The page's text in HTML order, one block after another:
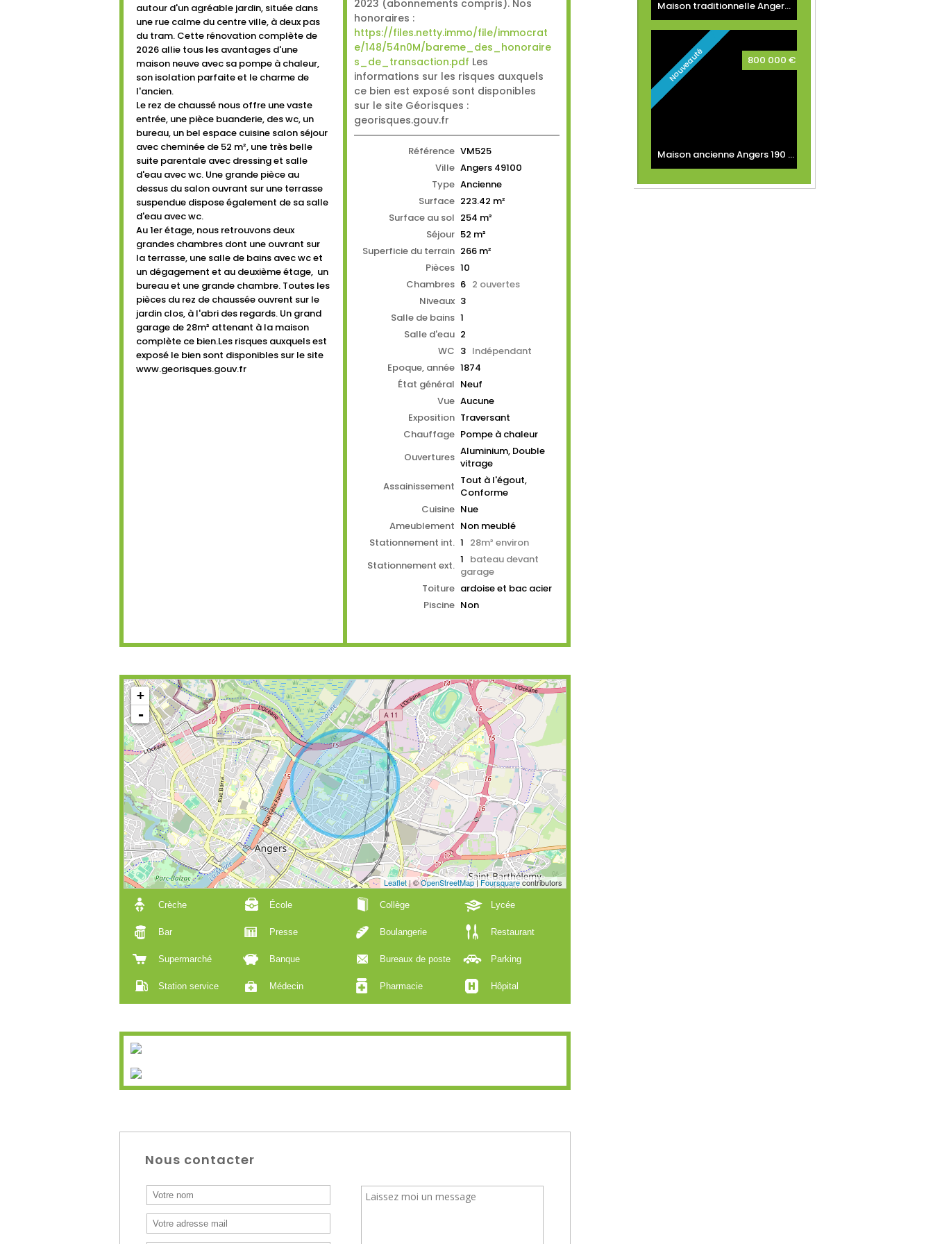
Maison traditionnelle Angers
Nouveauté 800 000 €
Maison ancienne Angers190 m²
autour d'un agréable jardin, située dans
une rue calme du centre ville, à deux pas
du tram. Cette rénovation complète de
2026 allie tous les avantages d'une
maison neuve avec sa pompe à chaleur,
son isolation parfaite et le charme de
l'ancien.
Le rez de chaussé nous offre une vaste
entrée, une pièce buanderie, des wc, un
bureau, un bel espace cuisine salon séjour
avec cheminée de 52 m², une très belle
suite parentale avec dressing et salle
d'eau avec wc. Une grande pièce au
dessus du salon ouvrant sur une terrasse
suspendue dispose également de sa salle
d'eau avec wc.
Au 1er étage, nous retrouvons deux
grandes chambres dont une ouvrant sur
la terrasse, une salle de bains avec wc et
un dégagement et au deuxième étage, un
bureau et une grande chambre. Toutes les
pièces du rez de chaussée ouvrent sur le
jardin clos, à l'abri des regards. Un grand
garage de 28m² attenant à la maison
complète ce bien.Les risques auxquels est
exposé le bien sont disponibles sur le site
www.georisques.gouv.fr
2023 (abonnements compris). Nos
honoraires :
https://files.netty.immo/file/immocrat
e/148/54n0M/bareme_des_honoraire
s_de_transaction.pdf Les
informations sur les risques auxquels
ce bien est exposé sont disponibles
sur le site Géorisques :
georisques.gouv.fr
Référence VM525
Ville Angers 49100
Type Ancienne
Surface 223.42 m²
Surface au sol 254 m²
Séjour 52 m²
Superficie du terrain 266 m²
Pièces 10
Chambres 6 2 ouvertes
Niveaux 3
Salle de bains 1
Salle d'eau 2
WC 3 Indépendant
Epoque, année 1874
État général Neuf
Vue Aucune
Exposition Traversant
Chauffage Pompe à chaleur
Ouvertures Aluminium, Double
vitrage
Assainissement Tout à l'égout,
Conforme
Cuisine Nue
Ameublement Non meublé
Stationnement int. 1 28m² environ
Stationnement ext. 1 bateau devant
garage
Toiture ardoise et bac acier
Piscine Non
+
-
Leaflet| ©OpenStreetMap|Foursquarecontributors
Crèche École Collège Lycée
Bar Presse Boulangerie Restaurant
Supermarché Banque Bureaux de poste Parking
Station service Médecin Pharmacie Hôpital
Nous contacter